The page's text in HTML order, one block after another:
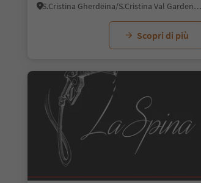
S.Cristina Gherdëina/S.Cristina Val Gardena, Santa Cristina Val Gardena, Regione dolomitica Val Gardena
Scopri di più